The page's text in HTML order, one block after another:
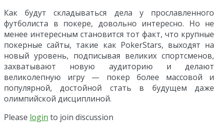
Как будут складываться дела у прославленного
футболиста в покере, довольно интересно. Но не
менее интересным становится тот факт, что крупные
покерные сайты, такие как PokerStars, выходят на
новый уровень, подписывая великих спортсменов,
захватывают новую аудиторию и делают
великолепную игру — покер более массовой и
популярной, достойной стать в будущем даже
олимпийской дисциплиной.
Please login to join discussion